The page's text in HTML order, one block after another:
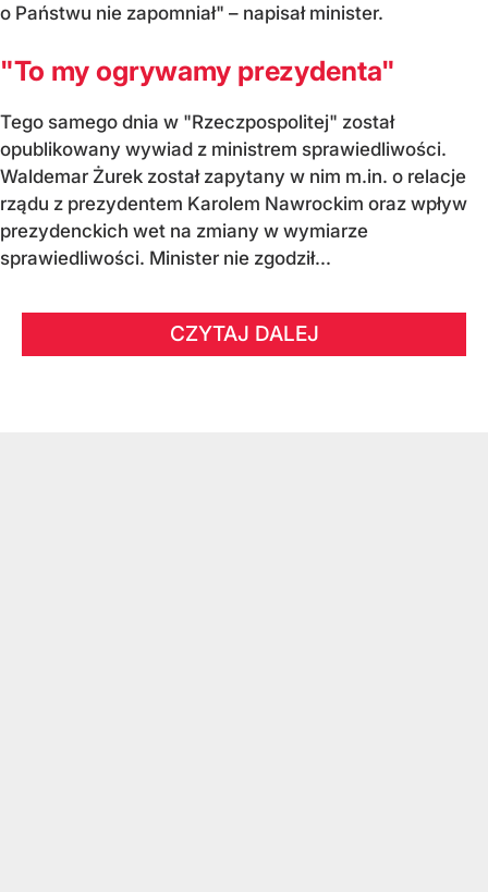
o Państwu nie zapomniał" – napisał minister.
"To my ogrywamy prezydenta"
Tego samego dnia w "Rzeczpospolitej" został
opublikowany wywiad z ministrem sprawiedliwości.
Waldemar Żurek został zapytany w nim m.in. o relacje
rządu z prezydentem Karolem Nawrockim oraz wpływ
prezydenckich wet na zmiany w wymiarze
sprawiedliwości. Minister nie zgodził...
CZYTAJ DALEJ